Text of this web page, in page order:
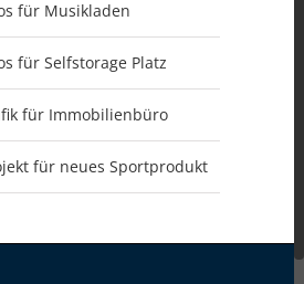
für Musikladen
für Selfstorage Platz
für Immobilienbüro
für neues Sportprodukt